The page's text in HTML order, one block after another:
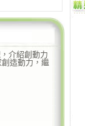
介紹創動力
造動力，繼